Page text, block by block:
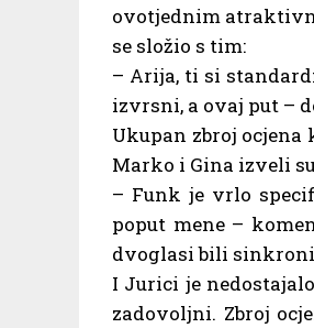
ovotjednim
se složio s tim:
– Arija, ti si
izvrsni, a ovaj put –
Ukupan zbroj ocjena
Marko i Gina izveli
– Funk je vrlo
poput mene –
dvoglasi bili
I Jurici je
zadovoljni. Zbroj